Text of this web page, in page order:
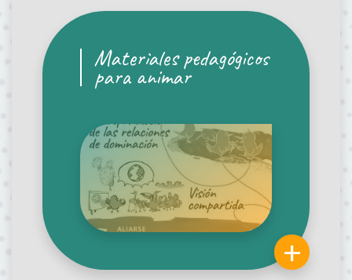
Materiales pedagógicos
para animar
+